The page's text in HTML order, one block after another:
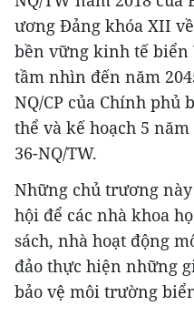
ương Đảng khóa XII
bền vững kinh tế biển
tầm nhìn đến năm
NQ/CP của Chính phủ
thể và kế hoạch 5
36-NQ/TW.
Những chủ trương
hội để các nhà khoa
sách, nhà hoạt động
đảo thực hiện những
bảo vệ môi trường